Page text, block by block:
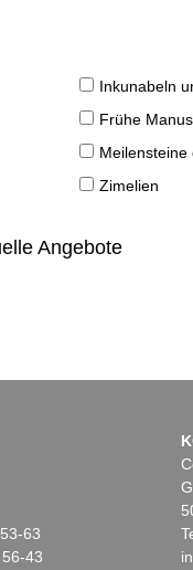
Inkunabeln
Frühe
Meilensteine
Zimelien
Angebote
63
43